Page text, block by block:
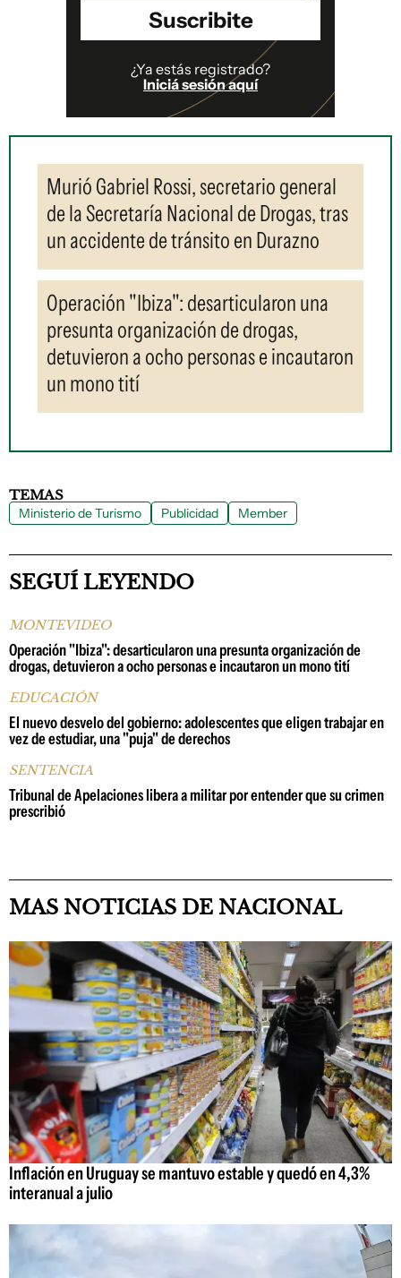
Suscribite
¿Ya estás registrado?
Iniciá sesión aquí
Murió Gabriel Rossi, secretario general
de la Secretaría Nacional de Drogas, tras
un accidente de tránsito en Durazno
Operación "Ibiza": desarticularon una
presunta organización de drogas,
detuvieron a ocho personas e incautaron
un mono tití
TEMAS
Ministerio de Turismo Publicidad Member
SEGUÍ LEYENDO
MONTEVIDEO
Operación "Ibiza": desarticularon una presunta organización de
drogas, detuvieron a ocho personas e incautaron un mono tití
EDUCACIÓN
El nuevo desvelo del gobierno: adolescentes que eligen trabajar en
vez de estudiar, una "puja" de derechos
SENTENCIA
Tribunal de Apelaciones libera a militar por entender que su crimen
prescribió
MAS NOTICIAS DE NACIONAL
Inflación en Uruguay se mantuvo estable y quedó en 4,3%
interanual a julio